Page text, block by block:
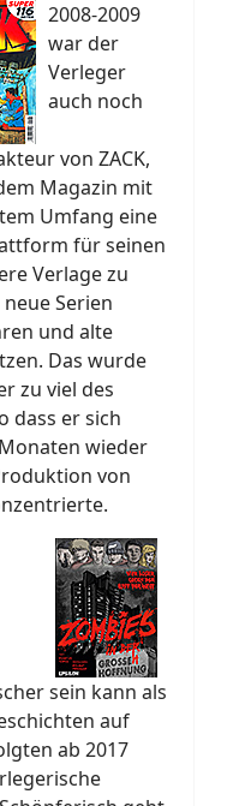
2008-2009
war der
Verleger
auch noch
von ZACK,
Magazin mit
Umfang eine
für seinen
Verlage zu
Serien
und alte
Das wurde
zu viel des
dass er sich
wieder
von
sein kann als
auf
ab 2017